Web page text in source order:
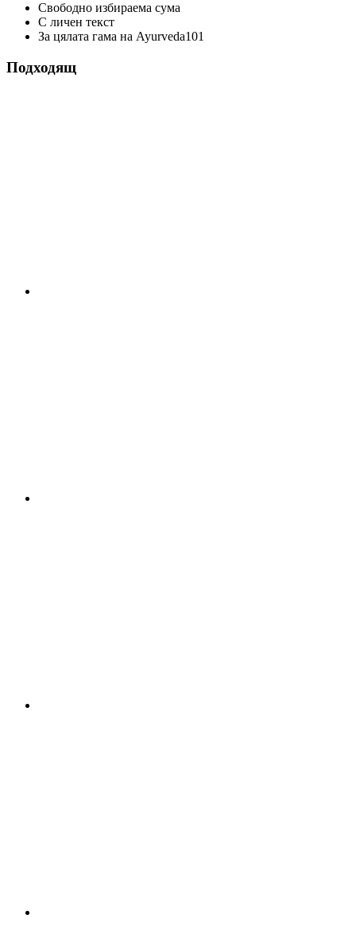
Свободно избираема сума
С личен текст
За цялата гама на Ayurveda101
Подходящ